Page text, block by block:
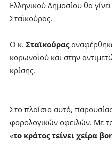
Ελληνικού Δημοσίου θα
Σταϊκούρας.
Ο κ. Σταϊκούρας
κορωνοϊού και στην
κρίσης.
Στο πλαίσιο αυτό,
φορολογικών οφειλών. Με
«το κράτος τείνει χείρα